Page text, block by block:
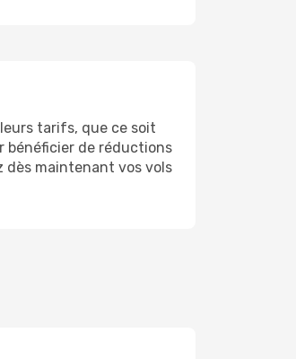
tarifs, que ce soit
bénéficier de réductions
dès maintenant vos vols